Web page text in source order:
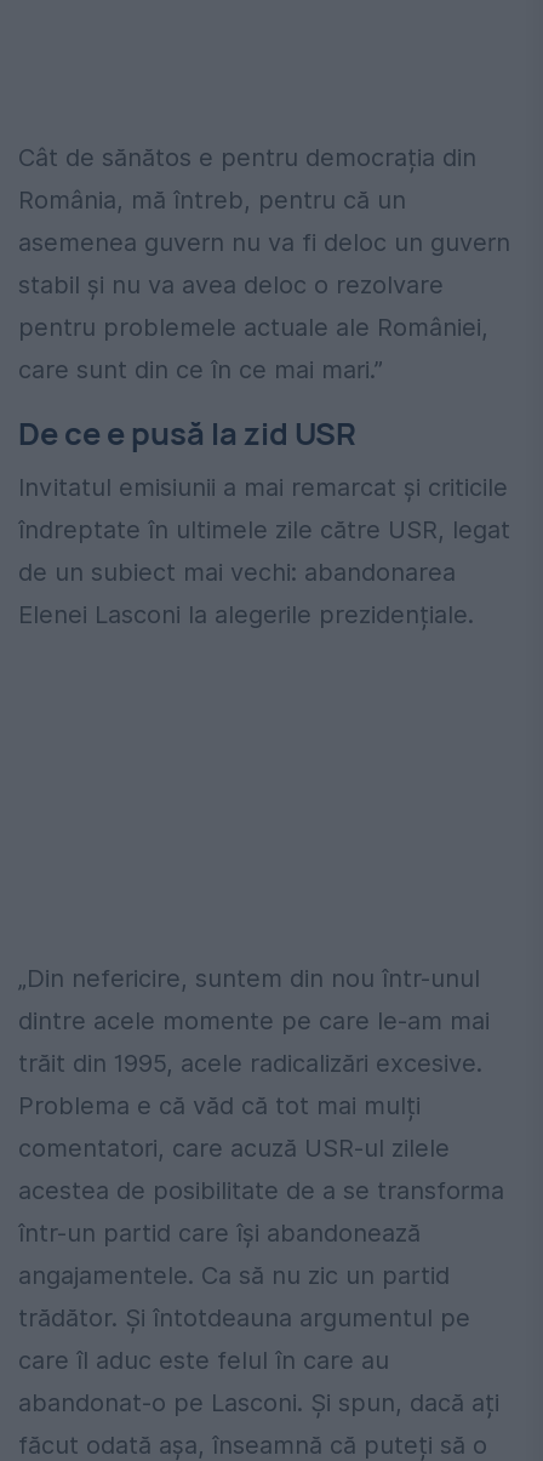
Cât de sănătos e pentru democrația din
România, mă întreb, pentru că un
asemenea guvern nu va fi deloc un guvern
stabil și nu va avea deloc o rezolvare
pentru problemele actuale ale României,
care sunt din ce în ce mai mari.”
De ce e pusă la zid USR
Invitatul emisiunii a mai remarcat și criticile
îndreptate în ultimele zile către USR, legat
de un subiect mai vechi: abandonarea
Elenei Lasconi la alegerile prezidențiale.
„Din nefericire, suntem din nou într-unul
dintre acele momente pe care le-am mai
trăit din 1995, acele radicalizări excesive.
Problema e că văd că tot mai mulți
comentatori, care acuză USR-ul zilele
acestea de posibilitate de a se transforma
într-un partid care își abandonează
angajamentele. Ca să nu zic un partid
trădător. Și întotdeauna argumentul pe
care îl aduc este felul în care au
abandonat-o pe Lasconi. Și spun, dacă ați
făcut odată așa, înseamnă că puteți să o